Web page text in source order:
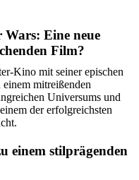
Wars: Eine neue
Film?
Kino mit seiner epischen
mitreißenden
Universums und
der erfolgreichsten
einem stilprägenden